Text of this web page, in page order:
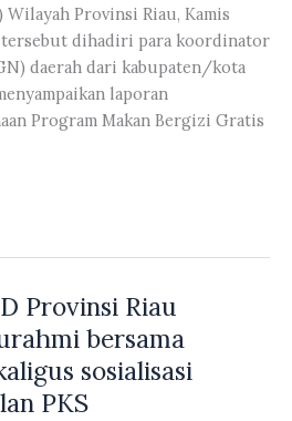
Wilayah Provinsi Riau, Kamis
dihadiri para koordinator
daerah dari kabupaten/kota
laporan
Program Makan Bergizi Gratis
Provinsi Riau
bersama
sosialisasi
PKS